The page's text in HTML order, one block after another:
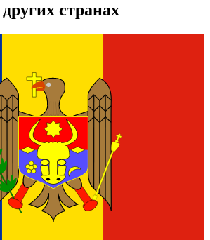
странах